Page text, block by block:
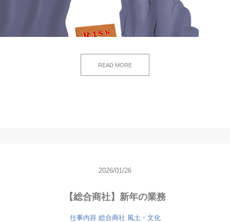
READ MORE
2026/01/26
【総合商社】新年の業務
仕事内容 総合商社 風土・文化